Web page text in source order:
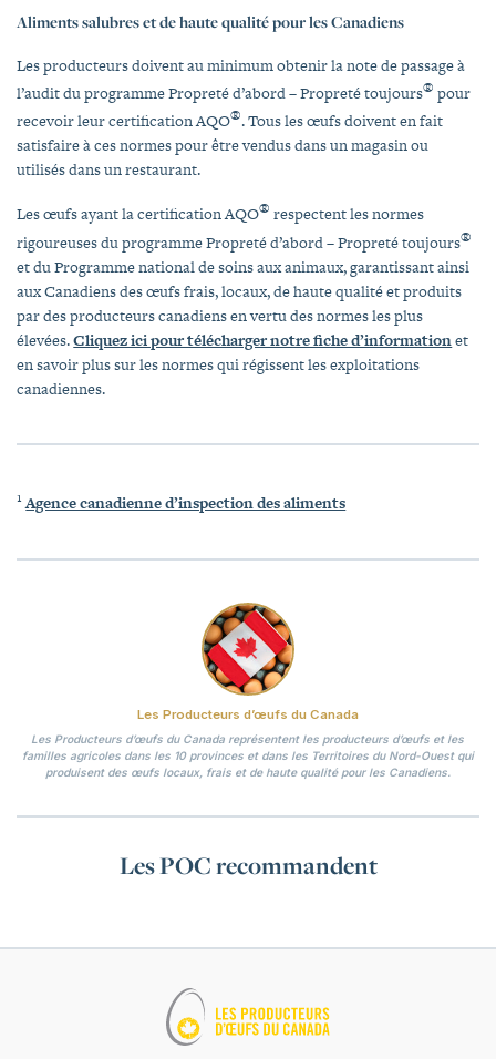
Aliments salubres et de haute qualité pour les Canadiens
Les producteurs doivent au minimum obtenir la note de passage à
l’audit du programme Propreté d’abord – Propreté toujours® pour
recevoir leur certification AQO®. Tous les œufs doivent en fait
satisfaire à ces normes pour être vendus dans un magasin ou
utilisés dans un restaurant.
Les œufs ayant la certification AQO® respectent les normes
rigoureuses du programme Propreté d’abord – Propreté toujours®
et du Programme national de soins aux animaux, garantissant ainsi
aux Canadiens des œufs frais, locaux, de haute qualité et produits
par des producteurs canadiens en vertu des normes les plus
élevées.Cliquez ici pour télécharger notre fiche d’informationet
en savoir plus sur les normes qui régissent les exploitations
canadiennes.
1Agence canadienne d’inspection des aliments
Les Producteurs d’œufs du Canada
Les Producteurs d’œufs du Canada représentent les producteurs d’œufs et les
familles agricoles dans les 10 provinces et dans les Territoires du Nord-Ouest qui
produisent des œufs locaux, frais et de haute qualité pour les Canadiens.
Les POC recommandent